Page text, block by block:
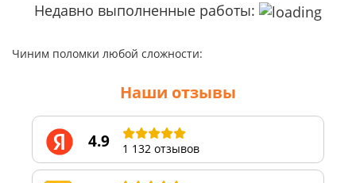
Недавно выполненные работы:
Чиним поломки любой сложности:
Наши отзывы
4.9 1 132 отзывов